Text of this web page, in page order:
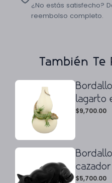
¿No estás satisfecho?
reembolso completo.
También
lagarto
$9,700.00
$5,700.00